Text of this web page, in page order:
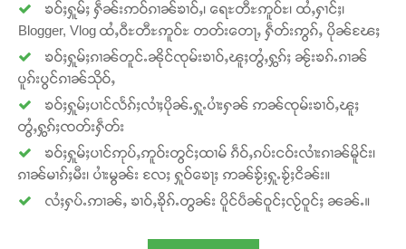
ၶဝ်ႈႁူမ်ႈ ႁဵၼ်းဢဝ်ၵၢၼ်ၶၢဝ်ႇ၊ ရေႊတီႊဢူဝ်ႊ၊ ထႆႇႁၢင်ႈ၊
Blogger, Vlog ထႆႇဝီႊတီႊဢူဝ်ႊ တတ်းတေႃႇ ႁဵတ်းဢွၵ်ႇ ပိုၼ်ၽႄႈ
ၶဝ်ႈႁူမ်ႈၵၢၼ်တူင်ႉၼိုင်ၸုမ်းၶၢဝ်ႇၽူႈတွႆႇႁွၵ်ႈ ၼႂ်းၶၵ်ႉၵၢၼ်
ပူၵ်းပွင်ၵၢၼ်သိုဝ်ႇ
ၶဝ်ႈႁူမ်ႈပၢင်လႅၵ်ႈလၢႆႈပိုၼ်ႉႁူႉပၢႆးႁၼ် ဢၼ်ၸုမ်းၶၢဝ်ႇၽူႈ
တွႆႇႁွၵ်ႈၸတ်းႁဵတ်း
ၶဝ်ႈႁူမ်ႈပၢင်ဢုပ်ႇဢူဝ်းတွင်ႈထၢမ် ၵဵဝ်ႇၵပ်းငဝ်းလၢႆးၵၢၼ်မိူင်း၊
ၵၢၼ်မၢၵ်ႈမီး၊ ပၢႆးမွၼ်း လႄႈ ႁူဝ်ၶေႃႈ ဢၼ်ၶႂ်ႈႁူႉၶႂ်ႈငိၼ်း။
လႆႈႁပ်ႉဢၢၼ်ႇ ၶၢဝ်ႇၶိုၵ်ႉတွၼ်း ပိူင်ပဵၼ်ဝူင်ႈလႂ်ဝူင်ႈ ၼၼ်ႉ။